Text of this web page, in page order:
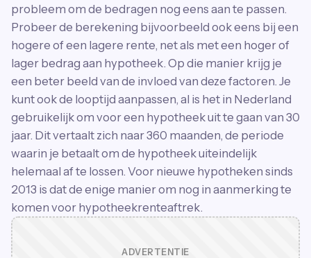
probleem om de bedragen nog eens aan te passen.
Probeer de berekening bijvoorbeeld ook eens bij een
hogere of een lagere rente, net als met een hoger of
lager bedrag aan hypotheek. Op die manier krijg je
een beter beeld van de invloed van deze factoren. Je
kunt ook de looptijd aanpassen, al is het in Nederland
gebruikelijk om voor een hypotheek uit te gaan van 30
jaar. Dit vertaalt zich naar 360 maanden, de periode
waarin je betaalt om de hypotheek uiteindelijk
helemaal af te lossen. Voor nieuwe hypotheken sinds
2013 is dat de enige manier om nog in aanmerking te
komen voor hypotheekrenteaftrek.
ADVERTENTIE